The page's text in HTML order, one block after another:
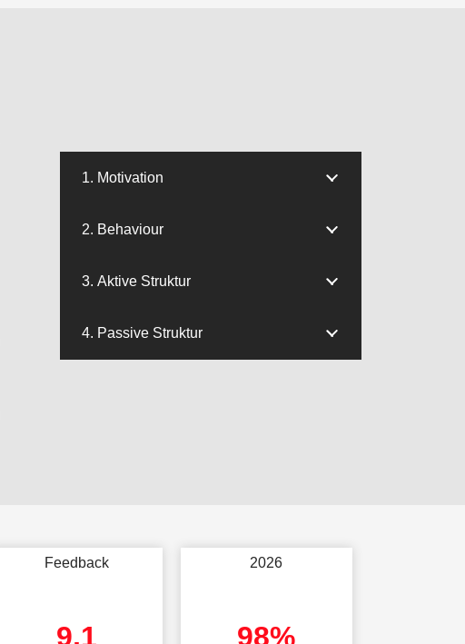
1. Motivation
2. Behaviour
3. Aktive Struktur
4. Passive Struktur
Feedback
9,1
2026
98%